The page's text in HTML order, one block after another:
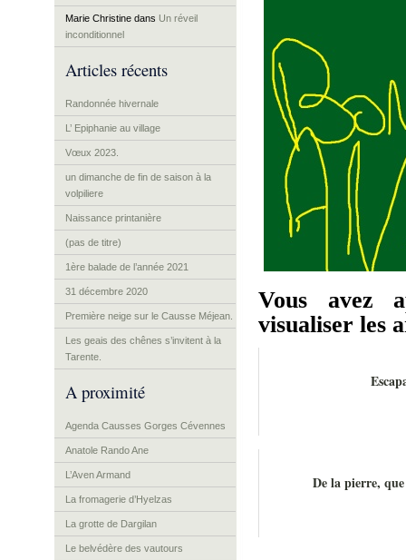
Marie Christine dans Un réveil
inconditionnel
Articles récents
Randonnée hivernale
L’ Epiphanie au village
Vœux 2023.
un dimanche de fin de saison à la
volpiliere
Naissance printanière
(pas de titre)
1ère balade de l’année 2021
31 décembre 2020
Première neige sur le Causse Méjean.
Les geais des chênes s’invitent à la
Tarente.
A proximité
Agenda Causses Gorges Cévennes
Anatole Rando Ane
L’Aven Armand
La fromagerie d’Hyelzas
La grotte de Dargilan
Le belvédère des vautours
Vous avez
visualiser les
De la pierre,